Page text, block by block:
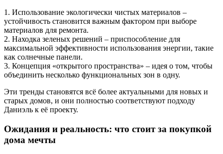
1. Использование экологически чистых материалов –
устойчивость становится важным фактором при выборе
материалов для ремонта.
2. Находка зеленых решений – приспособление для
максимальной эффективности использования энергии, такие
как солнечные панели.
3. Концепция «открытого пространства» – идея о том, чтобы
объединить несколько функциональных зон в одну.
Эти тренды становятся всё более актуальными для новых и
старых домов, и они полностью соответствуют подходу
Даниэль к её проекту.
Ожидания и реальность: что стоит за покупкой
дома мечты